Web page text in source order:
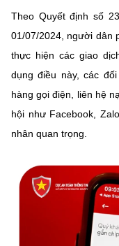
Năng lượng
Tin tổng hợp
Tin địa phương
Chuyển đổi số
Sở hữu trí tuệ
Tiêu chuẩn, đo
Videos
Infographic
Ảnh
Chọn ngôn ngữ
Theo Quyết định số
01/07/2024, người dân
thực hiện các giao
dụng điều này, các
hàng gọi điện, liên hệ
hội như Facebook,
nhân quan trọng.